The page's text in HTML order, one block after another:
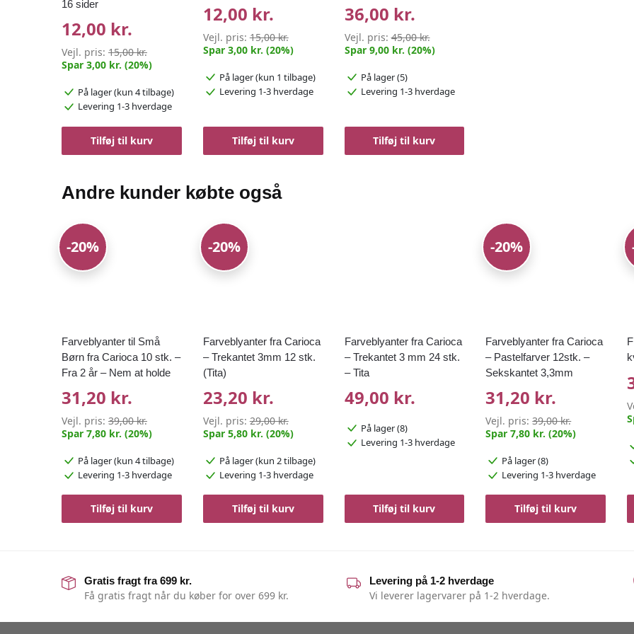
16 sider
12,00 kr.
Vejl. pris:15,00 kr.
Spar 3,00 kr. (20%)
På lager(kun 4 tilbage)
Levering 1-3 hverdage
Tilføj til kurv
12,00 kr.
Vejl. pris:15,00 kr.
Spar 3,00 kr. (20%)
På lager(kun 1 tilbage)
Levering 1-3 hverdage
Tilføj til kurv
36,00 kr.
Vejl. pris:45,00 kr.
Spar 9,00 kr. (20%)
På lager (5)
Levering 1-3 hverdage
Tilføj til kurv
Andre kunder købte også
-20%
Farveblyanter til Små
Børn fra Carioca 10 stk. –
Fra 2 år – Nem at holde
31,20 kr.
Vejl. pris:39,00 kr.
Spar 7,80 kr. (20%)
På lager(kun 4 tilbage)
Levering 1-3 hverdage
Tilføj til kurv
-20%
Farveblyanter fra Carioca
– Trekantet 3mm 12 stk.
(Tita)
23,20 kr.
Vejl. pris:29,00 kr.
Spar 5,80 kr. (20%)
På lager(kun 2 tilbage)
Levering 1-3 hverdage
Tilføj til kurv
Farveblyanter fra Carioca
– Trekantet 3 mm 24 stk.
– Tita
49,00 kr.
På lager (8)
Levering 1-3 hverdage
Tilføj til kurv
-20%
Farveblyanter fra Carioca
– Pastelfarver 12stk. –
Sekskantet 3,3mm
31,20 kr.
Vejl. pris:39,00 kr.
Spar 7,80 kr. (20%)
På lager (8)
Levering 1-3 hverdage
Tilføj til kurv
Gratis fragt fra 699 kr.
Få gratis fragt når du køber for over 699 kr.
Levering på 1-2 hverdage
Vi leverer lagervarer på 1-2 hverdage.